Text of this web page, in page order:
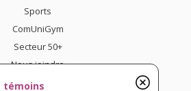
Sports
ComUniGym
Secteur 50+
Nous joindre
Confidentialité
témoins